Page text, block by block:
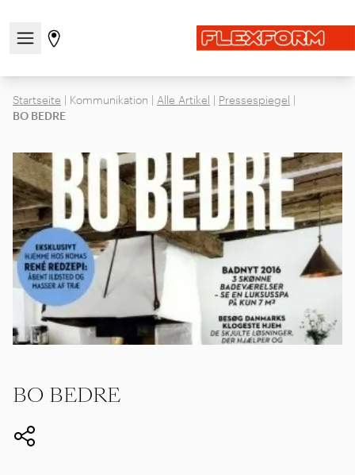
Navigationsmenü öffnen / schließen
Gehen Sie zur Store-Seite
Startseite | Kommunikation | Alle Artikel | Pressespiegel |
BO BEDRE
BO BEDRE